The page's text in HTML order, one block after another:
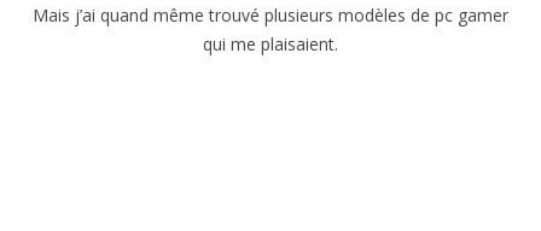
Mais j’ai quand même trouvé plusieurs modèles de pc gamer
qui me plaisaient.